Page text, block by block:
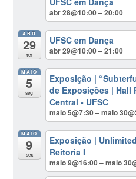
abr 28@10:00 – 20:00
ABR
29
ter
UFSC em Dança
abr 29@10:00 – 21:00
MAIO
5
seg
Exposição |
de Exposições | Hall
Central - UFSC
maio 5@7:30 – maio
MAIO
9
sex
Exposição |
Reitoria I
maio 9@16:00 – maio